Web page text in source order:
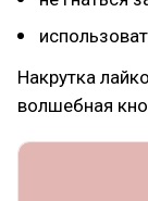
Накрутка
волшебная